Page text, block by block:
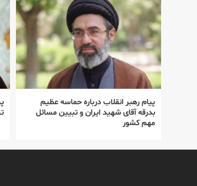
پیام رهبر انقلاب درباره حماسه عظیم
بدرقه آقای شهید ایران و تبیین مسائل
مهم کشور